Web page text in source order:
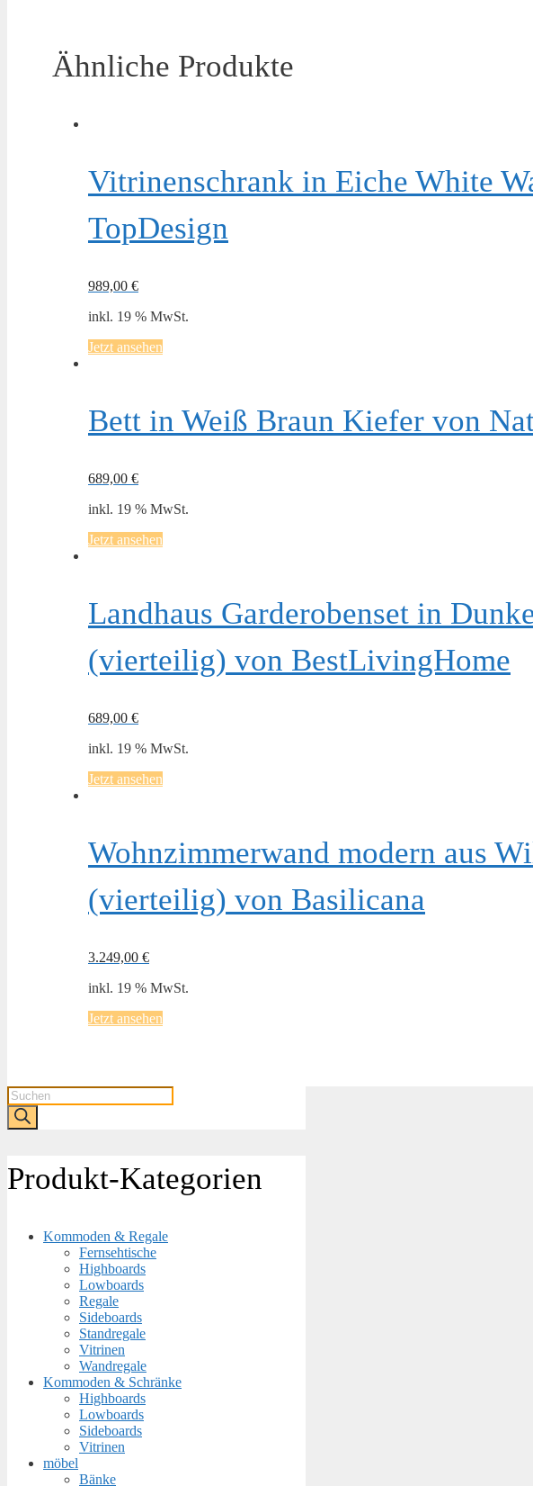
Ähnliche Produkte
Vitrinenschrank in Eiche White
TopDesign
989,00 €
inkl. 19 % MwSt.
Jetzt ansehen
Bett in Weiß Braun Kiefer von
689,00 €
inkl. 19 % MwSt.
Jetzt ansehen
Landhaus Garderobenset in
(vierteilig) von BestLivingHome
689,00 €
inkl. 19 % MwSt.
Jetzt ansehen
Wohnzimmerwand modern aus
(vierteilig) von Basilicana
3.249,00 €
inkl. 19 % MwSt.
Jetzt ansehen
Products
search
Produkt-Kategorien
Kommoden & Regale
Fernsehtische
Highboards
Lowboards
Regale
Sideboards
Standregale
Vitrinen
Wandregale
Kommoden & Schränke
Highboards
Lowboards
Sideboards
Vitrinen
möbel
Bänke